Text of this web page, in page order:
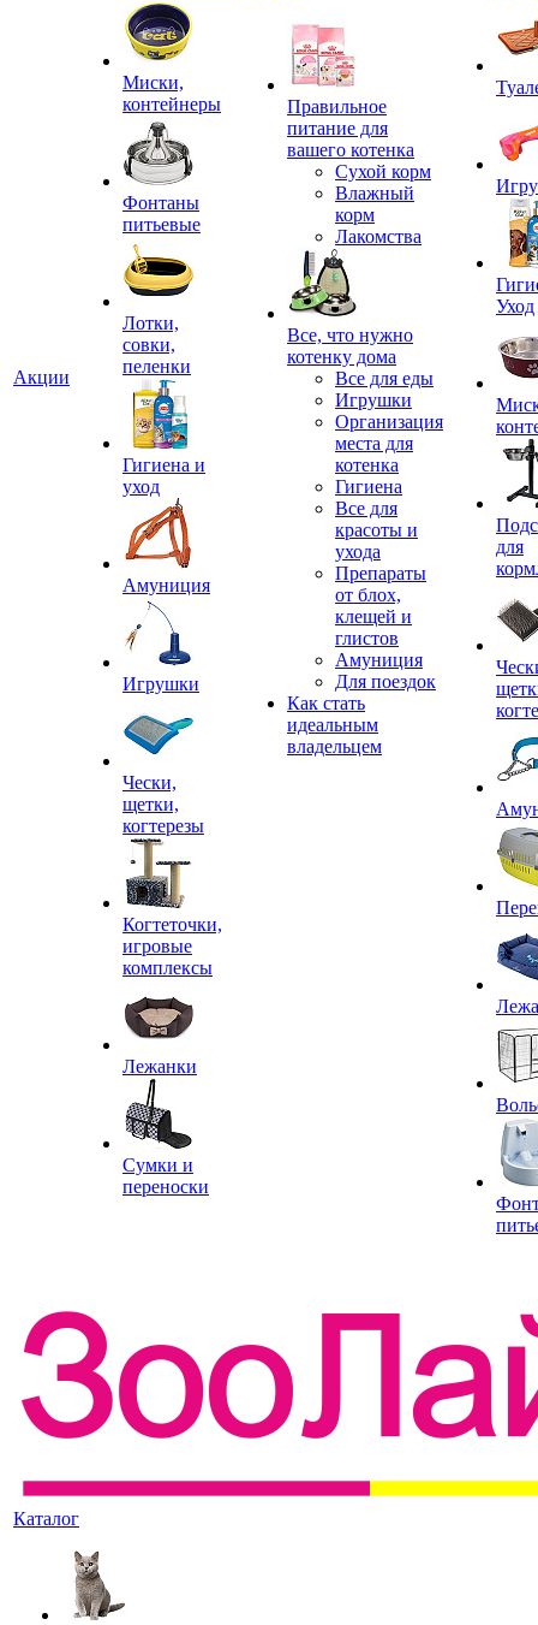
Акции
Миски,
контейнеры
Фонтаны
питьевые
Лотки,
совки,
пеленки
Гигиена и
уход
Амуниция
Игрушки
Чески,
щетки,
когтерезы
Когтеточки,
игровые
комплексы
Лежанки
Сумки и
переноски
Правильное
питание для
вашего котенка
Сухой корм
Влажный
корм
Лакомства
Все, что нужно
котенку дома
Все для еды
Игрушки
Организация
места для
котенка
Гигиена
Все для
красоты и
ухода
Препараты
от блох,
клещей и
глистов
Амуниция
Для поездок
Как стать
идеальным
владельцем
Уход
для
Каталог